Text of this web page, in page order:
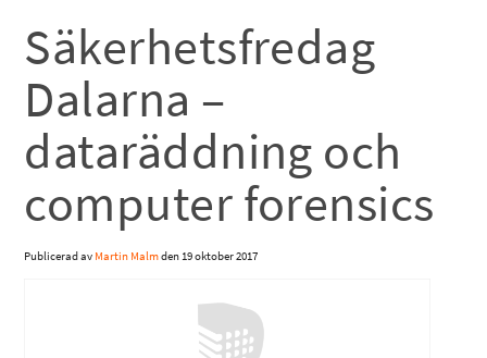
Säkerhetsfredag
Dalarna –
dataräddning och
computer forensics
Publicerad av Martin Malmden19 oktober 2017